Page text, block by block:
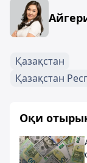
Қазақстан
Қазақстан
Оқи